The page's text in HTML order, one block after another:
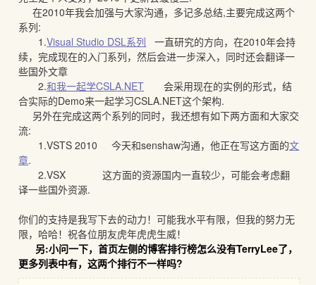
在2010年我会加强与大家沟通，多记多总结,主要完成这两个
系列:
1.Visual Studio DSL系列 一直研究的方向，在2010年会持
续，完成现在的入门系列，然后会进一步深入，同时还会翻译一
些国外文章
2.和我一起学CSLA.NET 会采用现在的实例的形式，结
合实际的Demo来一起学习CSLA.NET这个架构.
另外在完成这两个系列的同时，我还想有如下两方面和大家交
流:
1.VSTS 2010 今天和senshaw沟通，他正在写这方面的文
章.
2.VSX 这方面的资源国内一直较少，可能会考虑翻
译一些国外资源.
你们的支持是我写下去的动力！可能我水平有限，但我的努力无
限，哈哈！祝各位朋友虎年虎虎生威！
另:小问一下，首页左侧的博客排行榜怎么没有TerryLee了，
更多列表中有，这两个排行不一样吗?